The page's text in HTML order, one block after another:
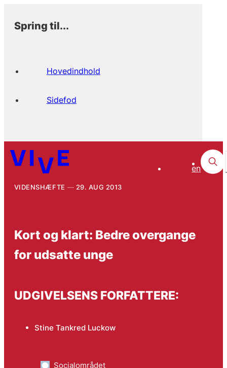
Spring til...
Hovedindhold
Sidefod
en
VIDENSHÆFTE 29. AUG 2013
Kort og klart: Bedre overgange
for udsatte unge
UDGIVELSENS FORFATTERE:
Stine Tankred Luckow
Socialområdet